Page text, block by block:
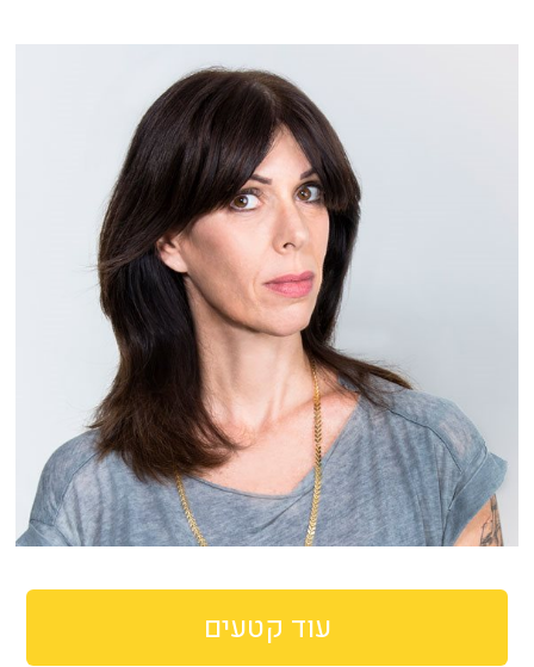
עוד קטעים